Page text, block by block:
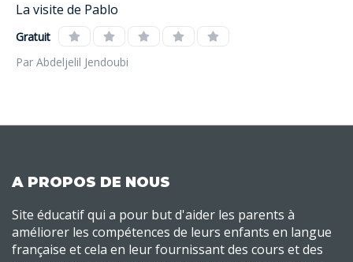
La visite de Pablo
Gratuit
Par Abdeljelil Jendoubi
A PROPOS DE NOUS
Site éducatif qui a pour but d'aider les parents à
améliorer les compétences de leurs enfants en langue
française et cela en leur fournissant des cours et des